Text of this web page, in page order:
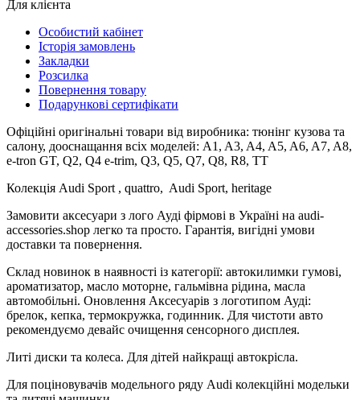
Для клієнта
Особистий кабінет
Історія замовлень
Закладки
Розсилка
Повернення товару
Подарункові сертифікати
Офіційні оригінальні товари від виробника: тюнінг кузова та
салону, дооснащання всіх моделей: A1, A3, A4, A5, A6, A7, A8,
e-tron GT, Q2, Q4 e-trim, Q3, Q5, Q7, Q8, R8, TT
Колекція Audi Sport , quattro, Audi Sport, heritage
Замовити аксесуари з лого Ауді фірмові в Україні на audi-
accessories.shop легко та просто. Гарантія, вигідні умови
доставки та повернення.
Склад новинок в наявності із категорії: автокилимки гумові,
ароматизатор, масло моторне, гальмівна рідина, масла
автомобільні. Оновлення Аксесуарів з логотипом Ауді:
брелок, кепка, термокружка, годинник. Для чистоти авто
рекомендуємо девайс очищення сенсорного дисплея.
Литі диски та колеса. Для дітей найкращі автокрісла.
Для поціновувачів модельного ряду Audi колекційні модельки